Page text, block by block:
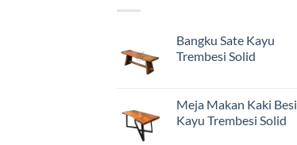
Bangku Sate Kayu
Trembesi Solid
Meja Makan Kaki Besi
Kayu Trembesi Solid